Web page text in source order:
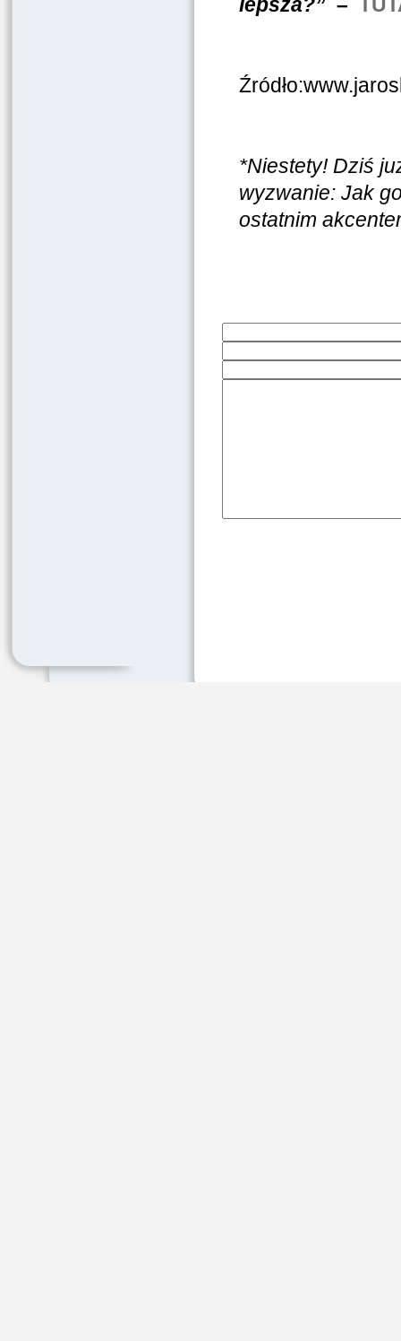
*Niestety! Dziś
wyzwanie: Jak
ostatnim